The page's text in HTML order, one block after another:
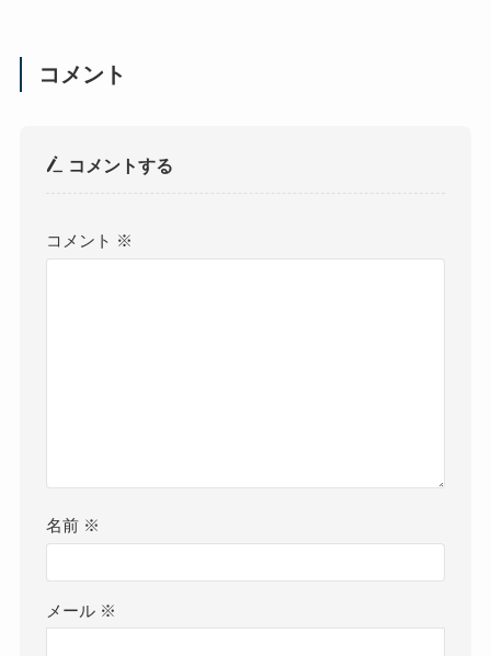
コメント
コメントする
コメント ※
名前 ※
メール ※